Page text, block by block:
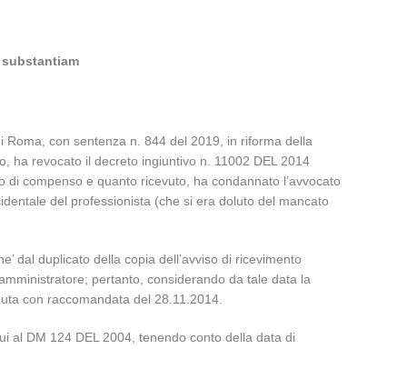
Roma, con sentenza n. 844 del 2019, in riforma della
ha revocato il decreto ingiuntivo n. 11002 DEL 2014
compenso e quanto ricevuto, ha condannato l’avvocato
del professionista (che si era doluto del mancato
dal duplicato della copia dell’avviso di ricevimento
pertanto, considerando da tale data la
con raccomandata del 28.11.2014.
al DM 124 DEL 2004, tenendo conto della data di